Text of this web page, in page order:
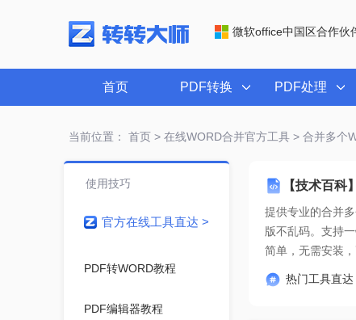
微软office中国区合作伙
首页 PDF转换 PDF处理
当前位置： 首页> 在线WORD合并官方工具> 合并多个
【技术百
提供专业的合并
简单，无需安装，
热门工具直达
使用技巧
官方在线工具直达 >
PDF转WORD教程
PDF编辑器教程